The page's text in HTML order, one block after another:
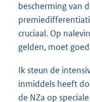
bescherming van
cruciaal. Op
gelden, moet
Ik steun de
inmiddels heeft
de NZa op